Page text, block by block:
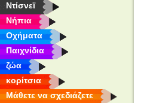
Ντίσνεϊ
Νήπια
Οχήματα
Παιχνίδια
ζώα
κορίτσια
Μάθετε να σχεδιάζετε